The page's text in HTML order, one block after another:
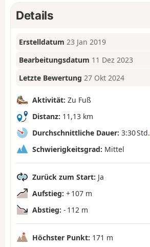
Details
Erstelldatum 23 Jan 2019
Bearbeitungsdatum 11 Dez 2023
Letzte Bewertung 27 Okt 2024
Aktivität: Zu Fuß
Distanz: 11,13 km
Durchschnittliche Dauer: 3:30 Std.
Schwierigkeitsgrad: Mittel
Zurück zum Start: Ja
Aufstieg: + 107 m
Abstieg: - 112 m
Höchster Punkt: 171 m